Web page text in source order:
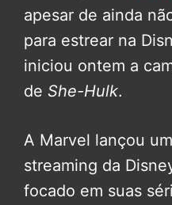
apesar de ainda
para estrear na
iniciou ontem a
de She-Hulk.
A Marvel lançou
streaming da
focado em suas